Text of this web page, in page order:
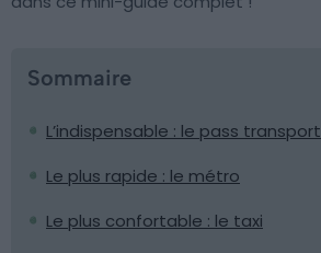
Sommaire
L’indispensable : le pass transport
Le plus rapide : le métro
Le plus confortable : le taxi